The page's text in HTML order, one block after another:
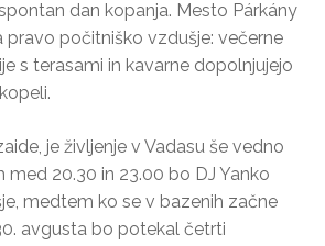
dan kopanja. Mesto Párkány
pravo počitniško vzdušje: večerne
s terasami in kavarne dopolnjujejo
je življenje v Vadasu še vedno
med 20.30 in 23.00 bo DJ Yanko
medtem ko se v bazenih začne
avgusta bo potekal četrti